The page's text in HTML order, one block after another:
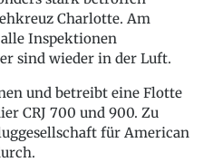
Charlotte. Am
Inspektionen
sind wieder in der Luft.
und betreibt eine Flotte
CRJ 700 und 900. Zu
für American